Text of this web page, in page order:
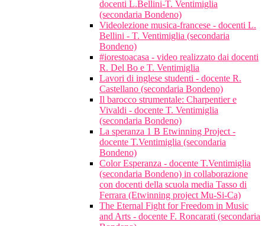
docenti L.Bellini-T. Ventimiglia
(secondaria Bondeno)
Videolezione musica-francese - docenti L.
Bellini - T. Ventimiglia (secondaria
Bondeno)
#iorestoacasa - video realizzato dai docenti
R. Del Bo e T. Ventimiglia
Lavori di inglese studenti - docente R.
Castellano (secondaria Bondeno)
Il barocco strumentale: Charpentier e
Vivaldi - docente T. Ventimiglia
(secondaria Bondeno)
La speranza 1 B Etwinning Project -
docente T.Ventimiglia (secondaria
Bondeno)
Color Esperanza - docente T.Ventimiglia
(secondaria Bondeno) in collaborazione
con docenti della scuola media Tasso di
Ferrara (Etwinning project Mu-Si-Ca)
The Eternal Fight for Freedom in Music
and Arts - docente F. Roncarati (secondaria